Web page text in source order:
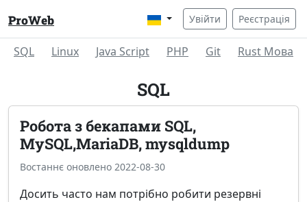
ProWeb Увійти Реєстрація
SQL Linux Java Script PHP Git Rust Мова
SQL
Робота з бекапами SQL,
MySQL,MariaDB, mysqldump
Востаннє оновлено 2022-08-30
Досить часто нам потрібно робити резервні